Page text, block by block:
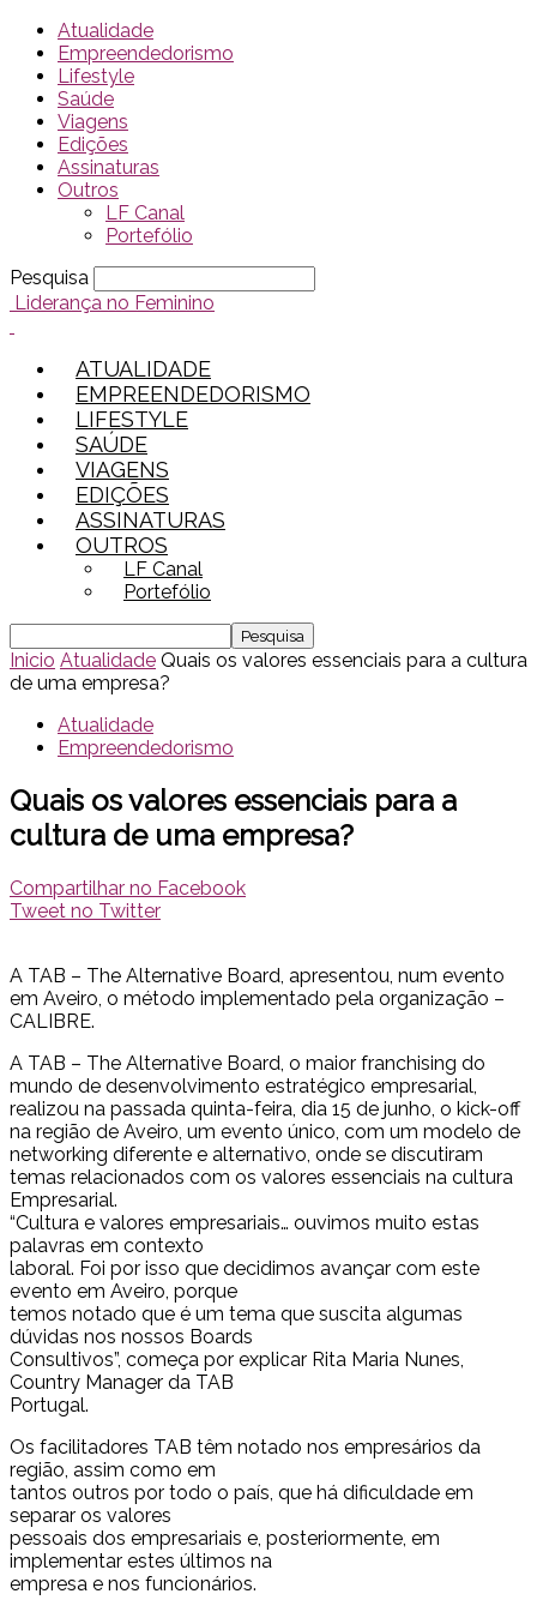
Atualidade
Empreendedorismo
Lifestyle
Saúde
Viagens
Edições
Assinaturas
Outros
LF Canal
Portefólio
Pesquisa
Liderança no Feminino
ATUALIDADE
EMPREENDEDORISMO
LIFESTYLE
SAÚDE
VIAGENS
EDIÇÕES
ASSINATURAS
OUTROS
LF Canal
Portefólio
Inicio Atualidade Quais os valores essenciais para a cultura
de uma empresa?
Atualidade
Empreendedorismo
Quais os valores essenciais para a
cultura de uma empresa?
Compartilhar no Facebook
Tweet no Twitter
A TAB – The Alternative Board, apresentou, num evento
em Aveiro, o método implementado pela organização –
CALIBRE.
A TAB – The Alternative Board, o maior franchising do
mundo de desenvolvimento estratégico empresarial,
realizou na passada quinta-feira, dia 15 de junho, o kick-off
na região de Aveiro, um evento único, com um modelo de
networking diferente e alternativo, onde se discutiram
temas relacionados com os valores essenciais na cultura
Empresarial.
“Cultura e valores empresariais… ouvimos muito estas
palavras em contexto
laboral. Foi por isso que decidimos avançar com este
evento em Aveiro, porque
temos notado que é um tema que suscita algumas
dúvidas nos nossos Boards
Consultivos”, começa por explicar Rita Maria Nunes,
Country Manager da TAB
Portugal.
Os facilitadores TAB têm notado nos empresários da
região, assim como em
tantos outros por todo o país, que há dificuldade em
separar os valores
pessoais dos empresariais e, posteriormente, em
implementar estes últimos na
empresa e nos funcionários.